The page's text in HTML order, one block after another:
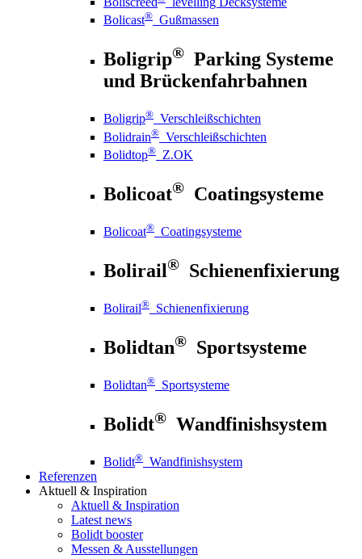
Bolicast® Gußmassen
Boligrip® Parking Systeme
und Brückenfahrbahnen
Boligrip® Verschleißschichten
Bolidrain® Verschleißschichten
Bolidtop® Z.OK
Bolicoat® Coatingsysteme
Bolicoat® Coatingsysteme
Bolirail® Schienenfixierung
Bolirail® Schienenfixierung
Bolidtan® Sportsysteme
Bolidtan® Sportsysteme
Bolidt® Wandfinishsystem
Bolidt® Wandfinishsystem
Referenzen
Aktuell & Inspiration
Aktuell & Inspiration
Latest news
Bolidt booster
Messen & Ausstellungen